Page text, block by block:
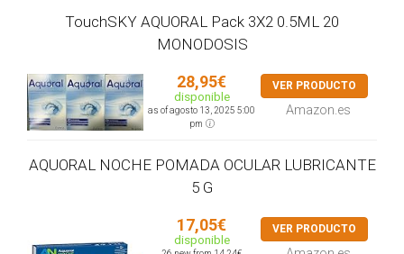
TouchSKY AQUORAL Pack 3X2 0.5ML 20
MONODOSIS
28,95€
disponible
as of agosto 13, 2025 5:00
pm
VER PRODUCTO
Amazon.es
AQUORAL NOCHE POMADA OCULAR LUBRICANTE
5 G
17,05€
disponible
VER PRODUCTO